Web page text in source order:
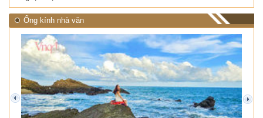
Ống kính nhà văn
prev next